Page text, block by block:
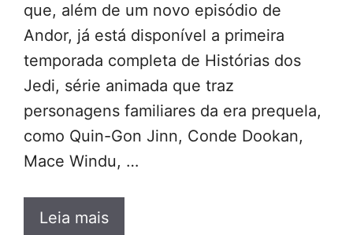
que, além de um novo episódio de
Andor, já está disponível a primeira
temporada completa de Histórias dos
Jedi, série animada que traz
personagens familiares da era prequela,
como Quin-Gon Jinn, Conde Dookan,
Mace Windu, …
Leia mais